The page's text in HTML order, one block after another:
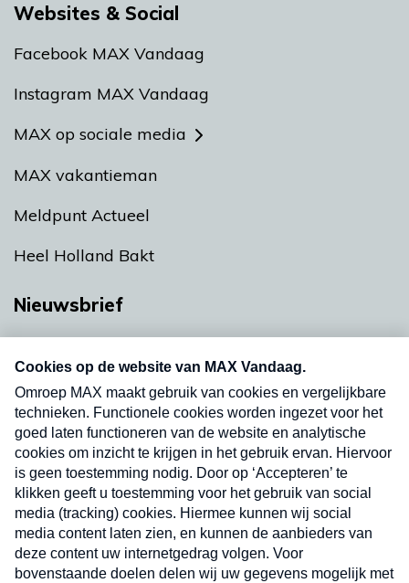
Websites & Social
Facebook MAX Vandaag
Instagram MAX Vandaag
MAX op sociale media
MAX vakantieman
Meldpunt Actueel
Heel Holland Bakt
Nieuwsbrief
nieuwsbrief. Elke vrijdag- en dinsdagochtend in
uw mailbox.
Verzend